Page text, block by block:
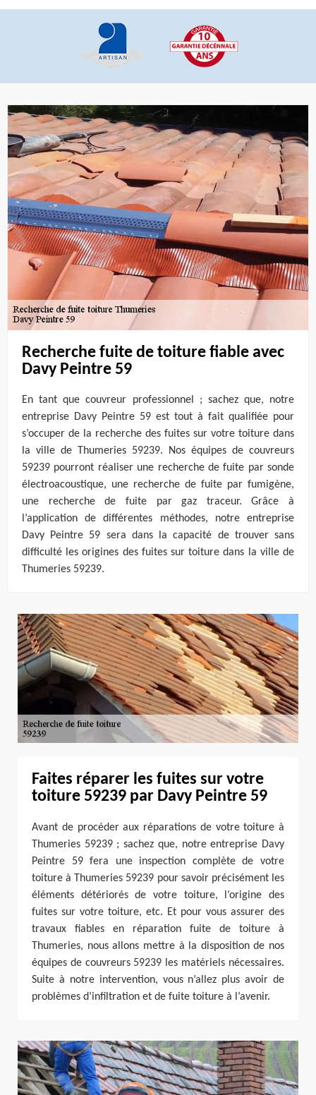
Recherche fuite de toiture fiable avec
Davy Peintre 59
En tant que couvreur professionnel ; sachez que, notre
entreprise Davy Peintre 59 est tout à fait qualifiée pour
s’occuper de la recherche des fuites sur votre toiture dans
la ville de Thumeries 59239. Nos équipes de couvreurs
59239 pourront réaliser une recherche de fuite par sonde
électroacoustique, une recherche de fuite par fumigène,
une recherche de fuite par gaz traceur. Grâce à
l’application de différentes méthodes, notre entreprise
Davy Peintre 59 sera dans la capacité de trouver sans
difficulté les origines des fuites sur toiture dans la ville de
Thumeries 59239.
Faites réparer les fuites sur votre
toiture 59239 par Davy Peintre 59
Avant de procéder aux réparations de votre toiture à
Thumeries 59239 ; sachez que, notre entreprise Davy
Peintre 59 fera une inspection complète de votre
toiture à Thumeries 59239 pour savoir précisément les
éléments détériorés de votre toiture, l’origine des
fuites sur votre toiture, etc. Et pour vous assurer des
travaux fiables en réparation fuite de toiture à
Thumeries, nous allons mettre à la disposition de nos
équipes de couvreurs 59239 les matériels nécessaires.
Suite à notre intervention, vous n’allez plus avoir de
problèmes d’infiltration et de fuite toiture à l’avenir.